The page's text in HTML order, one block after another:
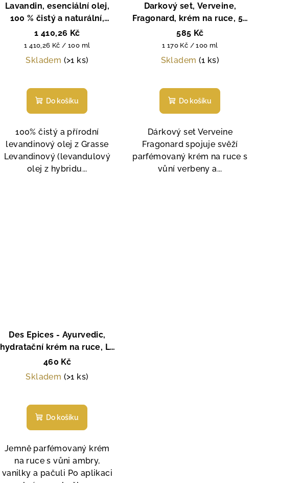
Lavandin, esenciální olej,
100 % čistý a naturální,
Galimard, 100 ml
1 410,26 Kč
Měrná
cena:
1 410,26 Kč / 100 ml
Skladem (>1 ks)
hodnocení
produktu
je
5,0
5
hvězdiček.
Do košíku
100% čistý a přírodní
levandinový olej z Grasse
Levandinový (levandulový
olej z hybridu...
Darkový set, Verveine,
Fragonard, krém na ruce, 50
ml, pilník na nehty
585 Kč
Měrná
cena:
1 170 Kč / 100 ml
Skladem (1 ks)
hodnocení
produktu
je
5,0
5
hvězdiček.
Do košíku
Dárkový set Verveine
Fragonard spojuje svěží
parfémovaný krém na ruce s
vůní verbeny a...
Des Epices - Ayurvedic,
hydratační krém na ruce, La
Sultane de Saba, Paris
460 Kč
Skladem (>1 ks)
hodnocení
produktu
je
z
5
Do košíku
Jemně parfémovaný krém
na ruce s vůni ambry,
vanilky a pačuli Po aplikaci